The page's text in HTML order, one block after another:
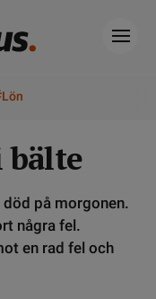
Lön
bälte
på morgonen.
några fel.
en rad fel och